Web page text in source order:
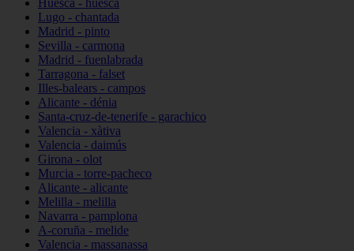
Huesca - huesca
Lugo - chantada
Madrid - pinto
Sevilla - carmona
Madrid - fuenlabrada
Tarragona - falset
Illes-balears - campos
Alicante - dénia
Santa-cruz-de-tenerife - garachico
Valencia - xàtiva
Valencia - daimús
Girona - olot
Murcia - torre-pacheco
Alicante - alicante
Melilla - melilla
Navarra - pamplona
A-coruña - melide
Valencia - massanassa